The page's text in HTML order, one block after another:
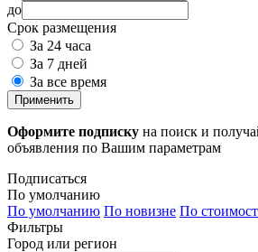
до
Срок размещения
За 24 часа
За 7 дней
За все время
Применить
Оформите подписку на поиск и
объявления по Вашим параметрам
Подписаться
По умолчанию
По умолчанию По новизне По
Фильтры
Город или регион